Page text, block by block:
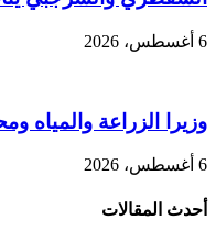
6 أغسطس، 2026
وزيرا الزراعة والمياه
6 أغسطس، 2026
أحدث المقالات